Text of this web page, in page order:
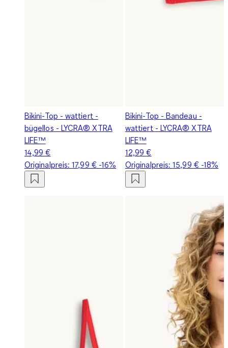
Bikini-Top - wattiert -
bügellos - LYCRA® XTRA
LIFE™
14,99 €
Originalpreis:17,99 €-16%
Bikini-Top - Bandeau -
wattiert - LYCRA® XTRA
LIFE™
12,99 €
Originalpreis:15,99 €-18%